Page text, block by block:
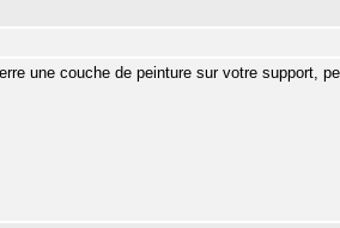
une couche de peinture sur votre support,